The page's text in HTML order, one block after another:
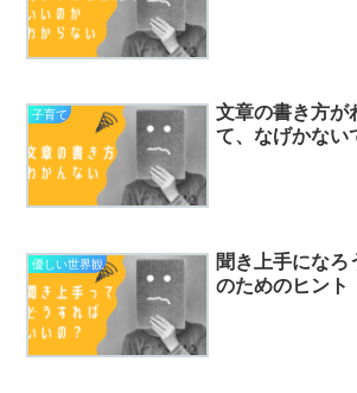
子育て
文章の書き方が
て、なげかない
優しい世界観
聞き上手になろ
のためのヒント